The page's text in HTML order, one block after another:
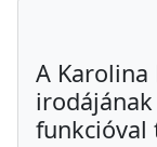
A Karolina
funkcióval